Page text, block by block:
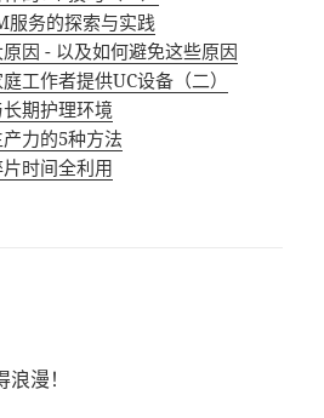
服务的探索与实践
因 - 以及如何避免这些原因
工作者提供UC设备（二）
期护理环境
力的5种方法
时间全利用
漫！